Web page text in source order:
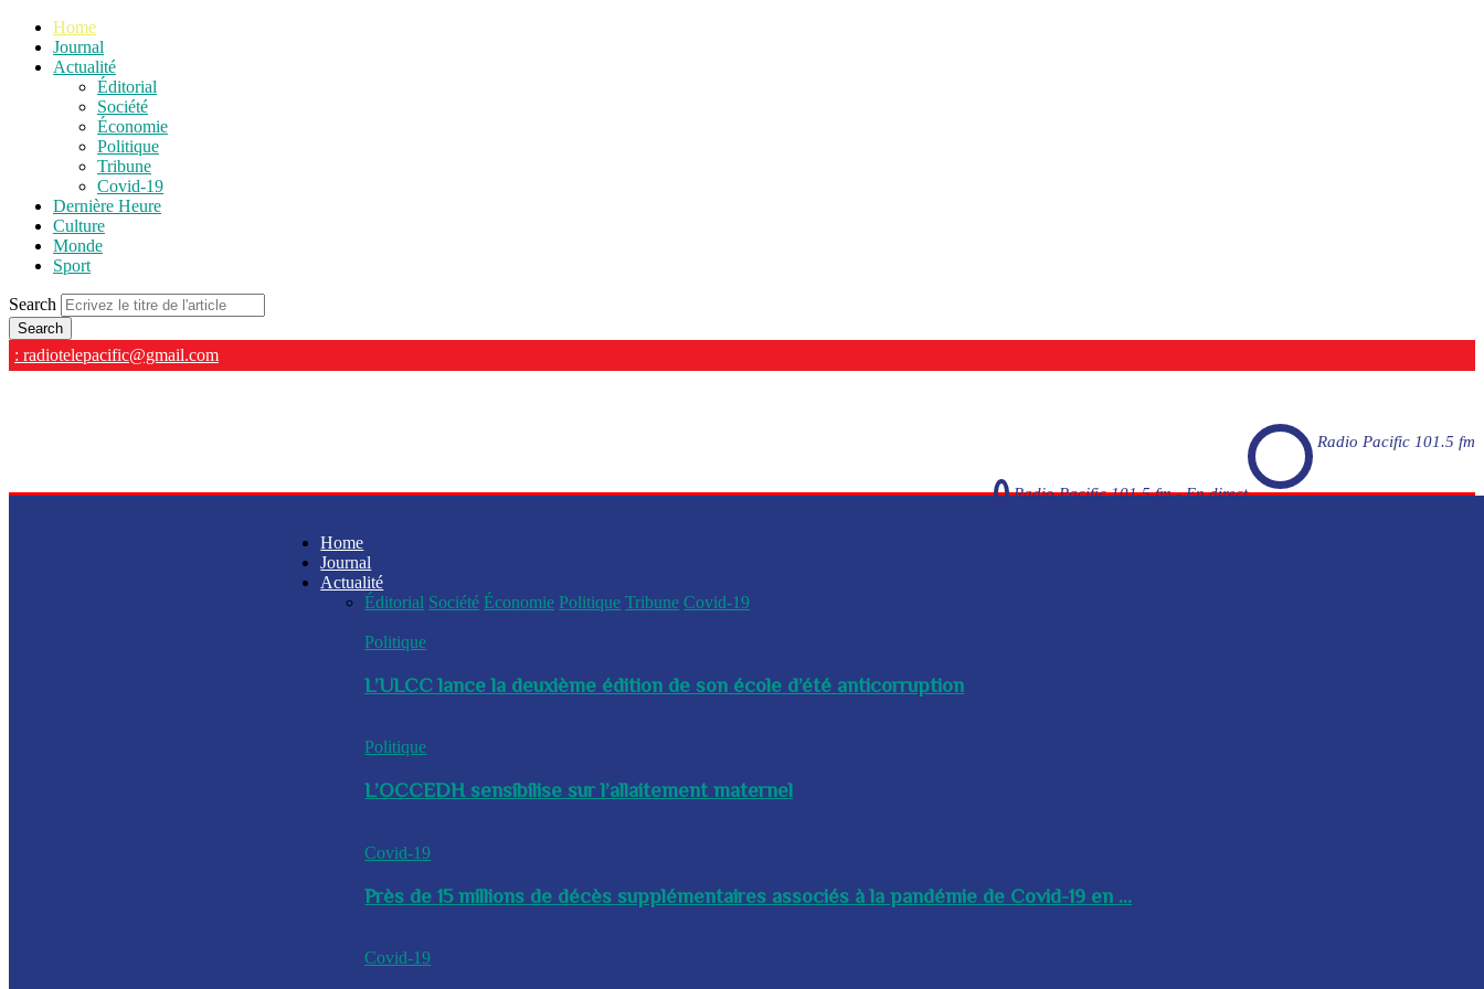
Home
Journal
Actualité
Éditorial
Société
Économie
Politique
Tribune
Covid-19
Dernière Heure
Culture
Monde
Sport
Search
: radiotelepacific@gmail.com
Radio Pacific 101.5 fm
Radio Pacific 101.5 fm - En direct
Home
Journal
Actualité
Éditorial Société Économie Politique Tribune Covid-19
Politique
L’ULCC lance la deuxième édition de son école d’été anticorruption
Politique
L’OCCEDH sensibilise sur l’allaitement maternel
Covid-19
Près de 15 millions de décès supplémentaires associés à la pandémie de Covid-19 en ...
Covid-19